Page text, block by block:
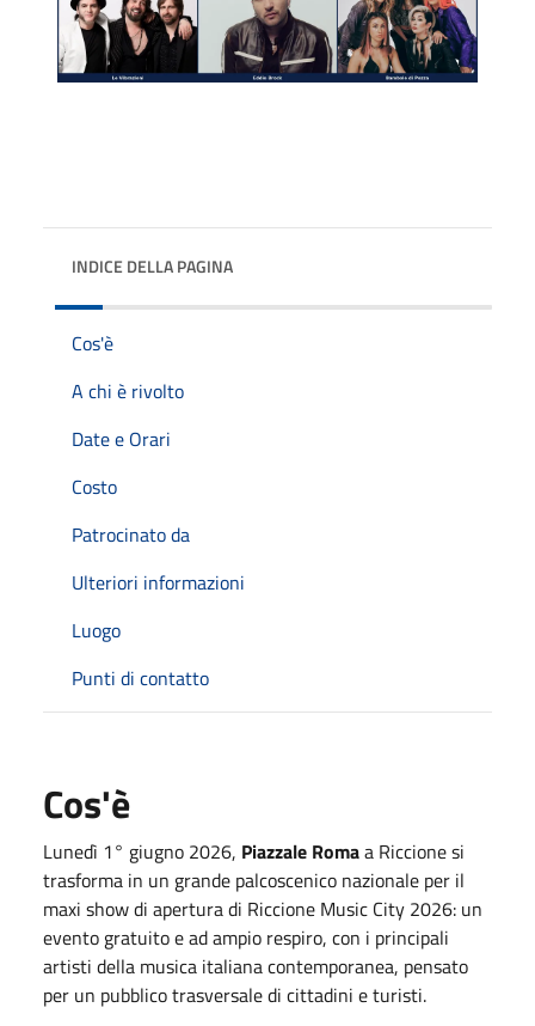
INDICE DELLA PAGINA
Cos'è
A chi è rivolto
Date e Orari
Costo
Patrocinato da
Ulteriori informazioni
Luogo
Punti di contatto
Cos'è
Lunedì 1° giugno 2026, Piazzale Romaa Riccione si
trasforma in un grande palcoscenico nazionale per il
maxi show di apertura di Riccione Music City 2026: un
evento gratuito e ad ampio respiro, con i principali
artisti della musica italiana contemporanea, pensato
per un pubblico trasversale di cittadini e turisti.